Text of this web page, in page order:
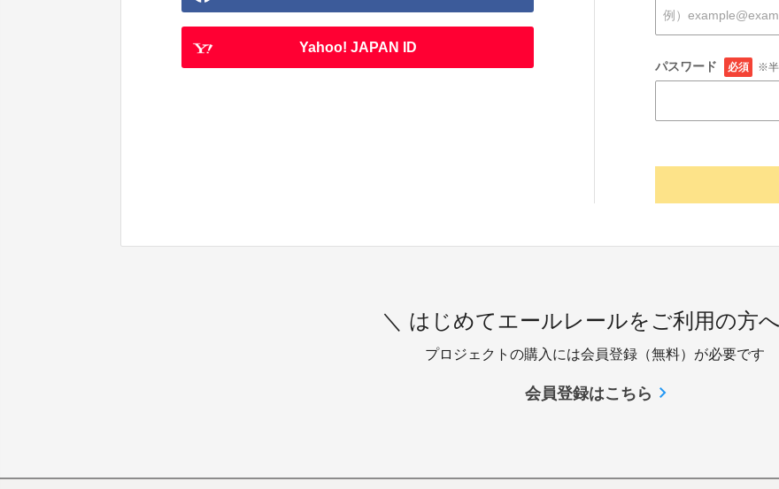
Yahoo! JAPAN ID
パスワード 必須 ※半
＼ はじめてエールレールをご利用の方
プロジェクトの購入には会員登録（無料）が必要です
会員登録はこちら